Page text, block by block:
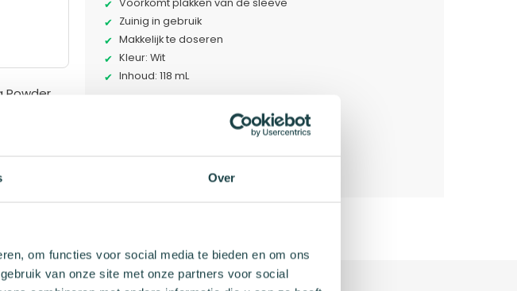
Over
om functies voor social media te bieden en om ons
van onze site met onze partners voor social
van je
van
ervaring.
het
Plaats
Voorkomt plakken van de sleeve
Zuinig in gebruik
Makkelijk te doseren
Kleur: Wit
Inhoud: 118 mL